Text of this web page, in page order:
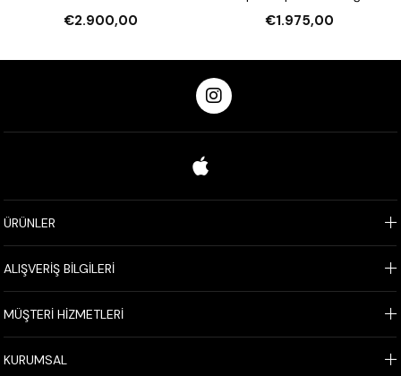
€2.900,00
Makinesi
€1.975,00
ÜRÜNLER
ALIŞVERİŞ BİLGİLERİ
MÜŞTERİ HİZMETLERİ
KURUMSAL